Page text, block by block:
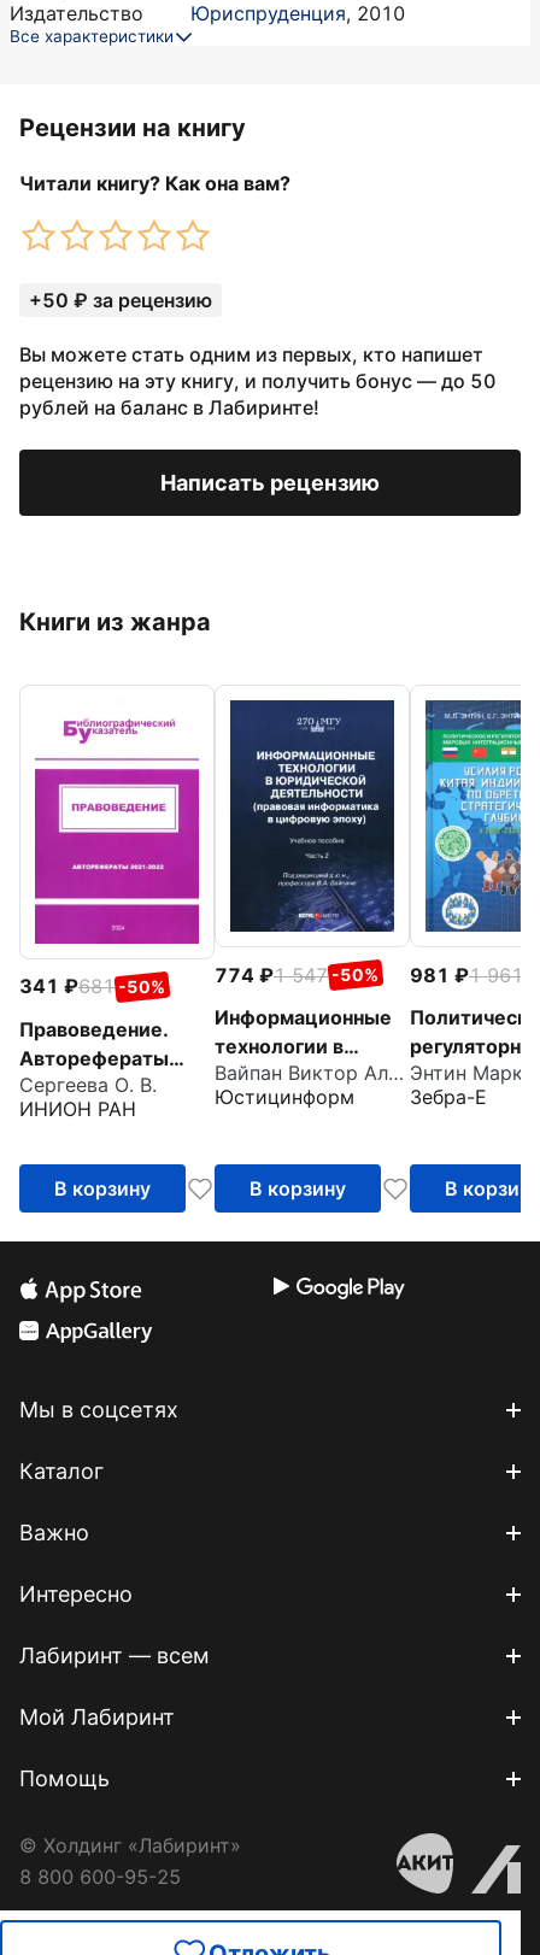
Издательство
Юриспруденция, 2010
Все характеристики
Рецензии на книгу
Читали книгу? Как она вам?
+50 ₽ за рецензию
Вы можете стать одним из первых, кто напишет
рецензию на эту книгу, и получить бонус — до 50
рублей на баланс в Лабиринте!
Написать рецензию
Книги из жанра
341 681 -50%
Правоведение.
Авторефераты
2021–2022
Сергеева О. В.
ИНИОН РАН
В корзину
774 1 547 -50%
Информационные
технологии в
юридической
деятельности.
информатика в
цифровую эпоху.
Часть 2
Вайпан Виктор Алексеевич
Юстицинформ
В корзину
981 1 961
обеспечение
мировых
процессов -
Зебра-Е
В корзину
Мы в соцсетях
Каталог
Важно
Интересно
Лабиринт — всем
Мой Лабиринт
Помощь
© Холдинг «Лабиринт»
8 800 600-95-25